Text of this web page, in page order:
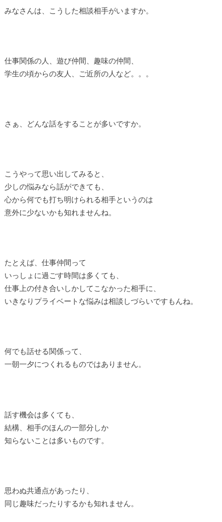
みなさんは、こうした相談相手がいますか。
仕事関係の人、遊び仲間、趣味の仲間、
学生の頃からの友人、ご近所の人など。。。
さぁ、どんな話をすることが多いですか。
こうやって思い出してみると、
少しの悩みなら話ができても、
心から何でも打ち明けられる相手というのは
意外に少ないかも知れませんね。
たとえば、仕事仲間って
いっしょに過ごす時間は多くても、
仕事上の付き合いしかしてこなかった相手に、
いきなりプライベートな悩みは相談しづらいですもんね。
何でも話せる関係って、
一朝一夕につくれるものではありません。
話す機会は多くても、
結構、相手のほんの一部分しか
知らないことは多いものです。
思わぬ共通点があったり、
同じ趣味だったりするかも知れません。